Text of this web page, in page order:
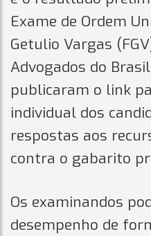
Exame de Ordem
Getulio Vargas
Advogados do
publicaram o link
individual dos
respostas aos
contra o gabarito
Os examinandos
desempenho de